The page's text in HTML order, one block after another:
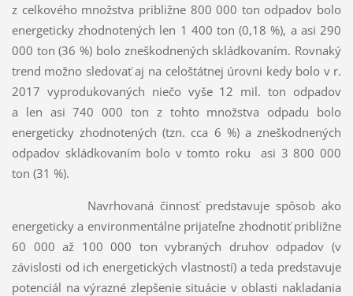
z celkového množstva približne 800 000 ton odpadov bolo
energeticky zhodnotených len 1 400 ton (0,18 %), a asi 290
000 ton (36 %) bolo zneškodnených skládkovaním. Rovnaký
trend možno sledovať aj na celoštátnej úrovni kedy bolo v r.
2017 vyprodukovaných niečo vyše 12 mil. ton odpadov
a len asi 740 000 ton z tohto množstva odpadu bolo
energeticky zhodnotených (tzn. cca 6 %) a zneškodnených
odpadov skládkovaním bolo v tomto roku asi 3 800 000
ton (31 %).
Navrhovaná činnosť predstavuje spôsob ako
energeticky a environmentálne prijateľne zhodnotiť približne
60 000 až 100 000 ton vybraných druhov odpadov (v
závislosti od ich energetických vlastností) a teda predstavuje
potenciál na výrazné zlepšenie situácie v oblasti nakladania